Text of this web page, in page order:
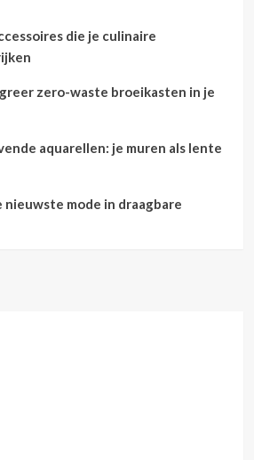
die je culinaire
zero-waste broeikasten in je
aquarellen: je muren als lente
mode in draagbare